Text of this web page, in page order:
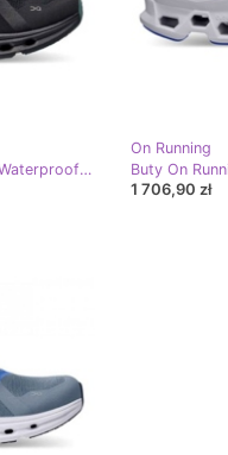
Buty On Running Cloudrunner Waterproof M 5298638 czarne niebieskie
On Running
1 706,90 zł